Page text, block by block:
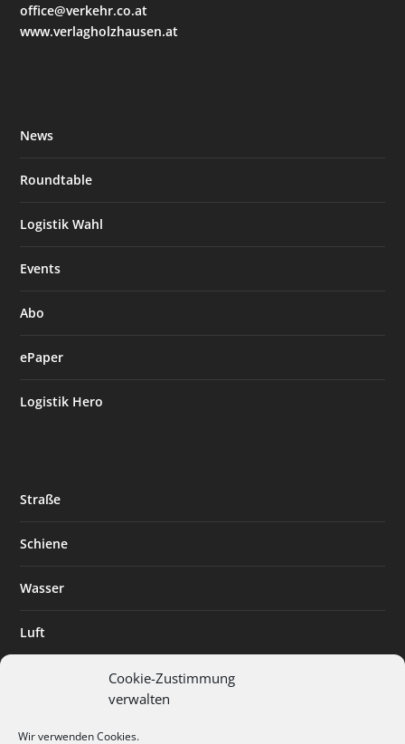
Cookie-Zustimmung
verwalten
Wir verwenden Cookies.
office@verkehr.co.at
www.verlagholzhausen.at
News
Roundtable
Logistik Wahl
Events
Abo
ePaper
Logistik Hero
Straße
Schiene
Wasser
Luft